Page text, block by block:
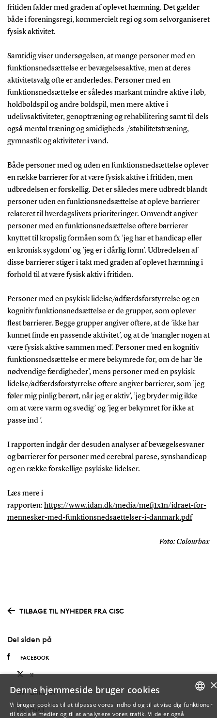
fritiden falder med graden af oplevet hæmning. Det gælder
både i foreningsregi, kommercielt regi og som selvorganiseret
fysisk aktivitet.
Samtidig viser undersøgelsen, at mange personer med en
funktionsnedsættelse er bevægelsesaktive, men at deres
aktivitetsvalg ofte er anderledes. Personer med en
funktionsnedsættelse er således markant mindre aktive i løb,
holdboldspil og andre boldspil, men mere aktive i
udelivsaktiviteter, genoptræning og rehabilitering samt til dels
også mental træning og smidigheds-/stabilitetstræning,
gymnastik og aktiviteter i vand.
Både personer med og uden en funktionsnedsættelse oplever
en række barrierer for at være fysisk aktive i fritiden, men
udbredelsen er forskellig. Det er således mere udbredt blandt
personer uden en funktionsnedsættelse at opleve barrierer
relateret til hverdagslivets prioriteringer. Omvendt angiver
personer med en funktionsnedsættelse oftere barrierer
knyttet til kropslig formåen som fx ’jeg har et handicap eller
en kronisk sygdom’ og ’jeg er i dårlig form’. Udbredelsen af
disse barrierer stiger i takt med graden af oplevet hæmning i
forhold til at være fysisk aktiv i fritiden.
Personer med en psykisk lidelse/adfærdsforstyrrelse og en
kognitiv funktionsnedsættelse er de grupper, som oplever
flest barrierer. Begge grupper angiver oftere, at de ’ikke har
kunnet finde en passende aktivitet’, og at de ’mangler nogen at
være fysisk aktive sammen med’. Personer med en kognitiv
funktionsnedsættelse er mere bekymrede for, om de har ’de
nødvendige færdigheder’, mens personer med en psykisk
lidelse/adfærdsforstyrrelse oftere angiver barrierer, som ’jeg
føler mig pinlig berørt, når jeg er aktiv’, ’jeg bryder mig ikke
om at være varm og svedig’ og ’jeg er bekymret for ikke at
passe ind ’.
I rapporten indgår der desuden analyser af bevægelsesvaner
og barrierer for personer med cerebral parese, synshandicap
og en række forskellige psykiske lidelser.
Læs mere i
rapporten: https://www.idan.dk/media/mefj1x1n/idraet-for-
mennesker-med-funktionsnedsaettelser-i-danmark.pdf
Foto: Colourbox
TILBAGE TIL NYHEDER FRA CISC
Del siden på
FACEBOOK
X
LINKEDIN
EMAIL
Denne hjemmeside bruger cookies
Vi bruger cookies til at tilpasse vores indhold og til at vise dig funktioner
til sociale medier og til at analysere vores trafik. Vi deler også